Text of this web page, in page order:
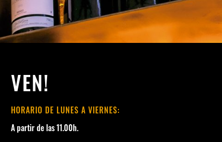
VEN!
HORARIO DE LUNES A VIERNES:
A partir de las 11.00h.